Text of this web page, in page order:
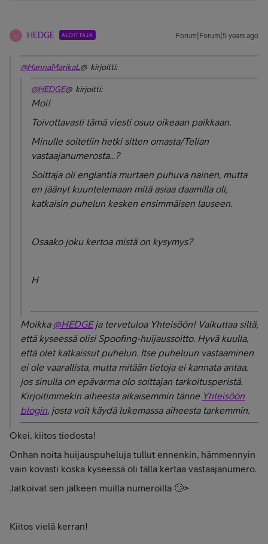
H HEDGE ALOITTAJA Forum|Forum|5 years ago
@HannaMarikaL @ kirjoitti:
@HEDGE@ kirjoitti:
Moi!
Toivottavasti tämä viesti osuu oikeaan paikkaan.
Minulle soitetiin hetki sitten omasta/Telian
vastaajanumerosta...?
Soittaja oli englantia murtaen puhuva nainen, mutta
en jäänyt kuuntelemaan mitä asiaa daamilla oli,
katkaisin puhelun kesken ensimmäisen lauseen.
Osaako joku kertoa mistä on kysymys?
H
Moikka @HEDGEja tervetuloa Yhteisöön! Vaikuttaa siltä,
että kyseessä olisi Spoofing-huijaussoitto. Hyvä kuulla,
että olet katkaissut puhelun. Itse puheluun vastaaminen
ei ole vaarallista, mutta mitään tietoja ei kannata antaa,
jos sinulla on epävarma olo soittajan tarkoitusperistä.
Kirjoitimmekin aiheesta aikaisemmin tänne Yhteisöön
blogin, josta voit käydä lukemassa aiheesta tarkemmin.
Okei, kiitos tiedosta!
Onhan noita huijauspuheluja tullut ennenkin, hämmennyin
vain kovasti koska kyseessä oli tällä kertaa vastaajanumero.
Jatkoivat sen jälkeen muilla numeroilla 🙄>
Kiitos vielä kerran!